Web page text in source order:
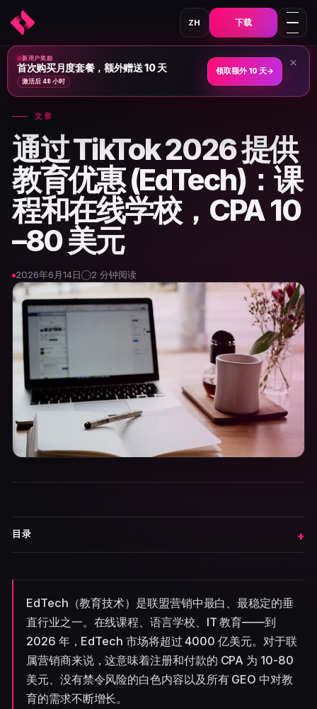
ZH 下载
首页›新闻与文章›
文章
通过 TikTok 2026 提供
教育优惠 (EdTech)：课
程和在线学校，CPA 10
–80 美元
2026年6月14日 2 分钟阅读
目录
EdTech（教育技术）是联盟营销中最白、最稳定的垂
直行业之一。在线课程、语言学校、IT 教育——到
2026 年，EdTech 市场将超过 4000 亿美元。对于联
属营销商来说，这意味着注册和付款的 CPA 为 10-80
美元、没有禁令风险的白色内容以及所有 GEO 中对教
育的需求不断增长。
新用户奖励
首次购买月度套餐，额外赠送 10 天
激活后 48 小时
领取额外 10 天→
×